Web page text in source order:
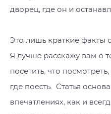
дворец, где он и
Это лишь краткие факты
Я лучше расскажу вам о
посетить, что
где поесть. Статья
впечатлениях, как и